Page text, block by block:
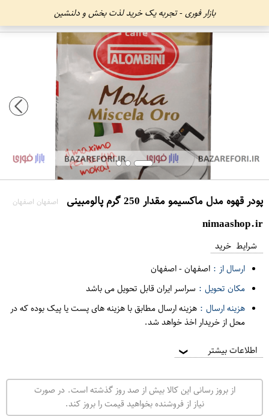
بازار فوری - تجربه یک خرید لذت بخش و دلنشین
پودر قهوه مدل ماکسیمو مقدار 250 گرم پالومبینی اصفهان اصفهان
nimaashop.ir
شرایط خرید
ارسال از : اصفهان-اصفهان
مکان تحویل : سراسر ایران قابل تحویل می باشد
هزینه ارسال : هزینه ارسال مطابق با هزینه های پست یا پیک بوده که در
محل از خریدار اخذ خواهد شد.
اطلاعات بیشتر ❯
از بروز رسانی این کالا بیش از صد روز گذشته است. در صورت
نیاز از فروشنده بخواهید قیمت را بروز کند.